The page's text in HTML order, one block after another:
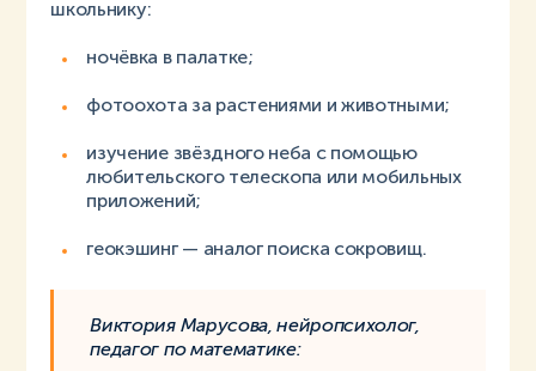
школьнику:
ночёвка в палатке;
фотоохота за растениями и животными;
изучение звёздного неба с помощью
любительского телескопа или мобильных
приложений;
геокэшинг — аналог поиска сокровищ.
Виктория Марусова, нейропсихолог,
педагог по математике: